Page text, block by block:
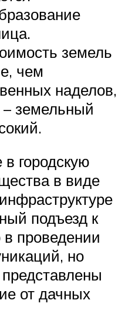
земель
чем
наделов,
– земельный
городскую
в виде
подъезд к
в проведении
но
от дачных